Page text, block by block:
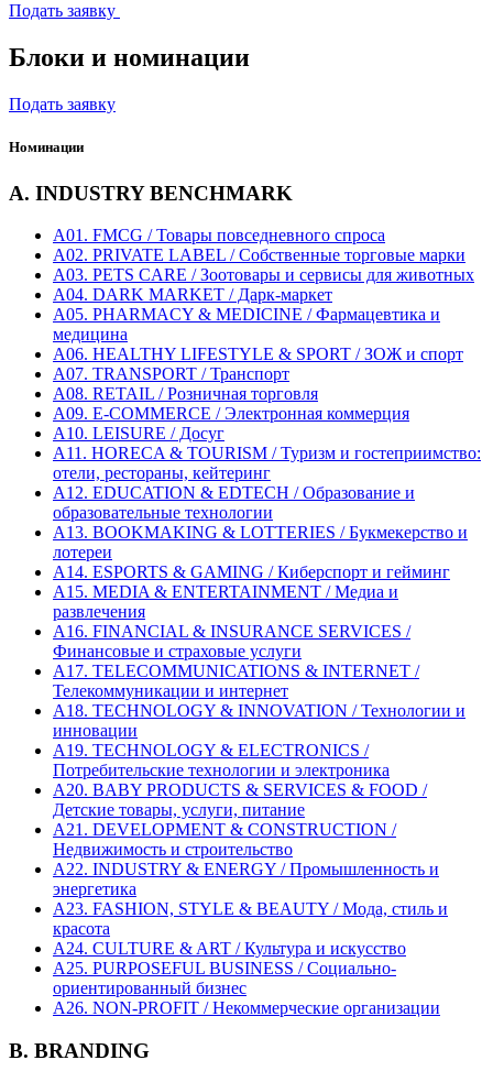
Подать заявку
Блоки и номинации
Подать заявку
Номинации
A. INDUSTRY BENCHMARK
A01. FMCG / Товары повседневного спроса
A02. PRIVATE LABEL / Собственные торговые марки
A03. PETS CARE / Зоотовары и сервисы для животных
A04. DARK MARKET / Дарк-маркет
A05. PHARMACY & MEDICINE / Фармацевтика и
медицина
A06. HEALTHY LIFESTYLE & SPORT / ЗОЖ и спорт
A07. TRANSPORT / Транспорт
A08. RETAIL / Розничная торговля
A09. E-COMMERCE / Электронная коммерция
A10. LEISURE / Досуг
A11. HORECA & TOURISM / Туризм и гостеприимство:
отели, рестораны, кейтеринг
A12. EDUCATION & EDTECH / Образование и
образовательные технологии
A13. BOOKMAKING & LOTTERIES / Букмекерство и
лотереи
A14. ESPORTS & GAMING / Киберспорт и гейминг
A15. MEDIA & ENTERTAINMENT / Медиа и
развлечения
A16. FINANCIAL & INSURANCE SERVICES /
Финансовые и страховые услуги
A17. TELECOMMUNICATIONS & INTERNET /
Телекоммуникации и интернет
A18. TECHNOLOGY & INNOVATION / Технологии и
инновации
A19. TECHNOLOGY & ELECTRONICS /
Потребительские технологии и электроника
A20. BABY PRODUCTS & SERVICES & FOOD /
Детские товары, услуги, питание
A21. DEVELOPMENT & CONSTRUCTION /
Недвижимость и строительство
A22. INDUSTRY & ENERGY / Промышленность и
энергетика
A23. FASHION, STYLE & BEAUTY / Мода, стиль и
красота
A24. CULTURE & ART / Культура и искусство
A25. PURPOSEFUL BUSINESS / Социально-
ориентированный бизнес
A26. NON-PROFIT / Некоммерческие организации
B. BRANDING